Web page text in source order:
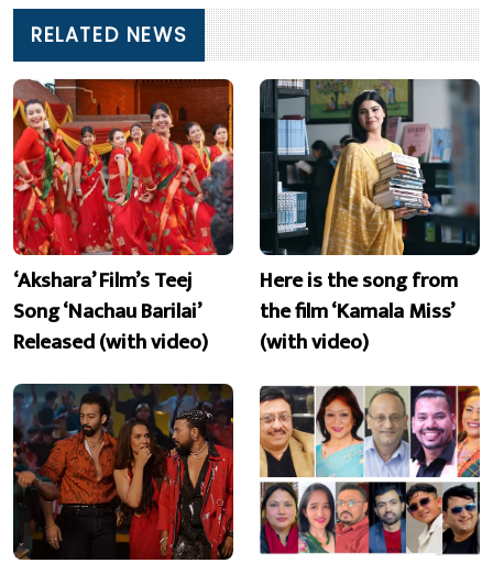
RELATED NEWS
‘Akshara’ Film’s Teej
Song ‘Nachau Barilai’
Released (with video)
Here is the song from
the film ‘Kamala Miss’
(with video)